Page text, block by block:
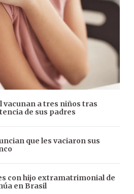
vacunan a tres niños tras
de sus padres
que les vaciaron sus
con hijo extramatrimonial de
en Brasil